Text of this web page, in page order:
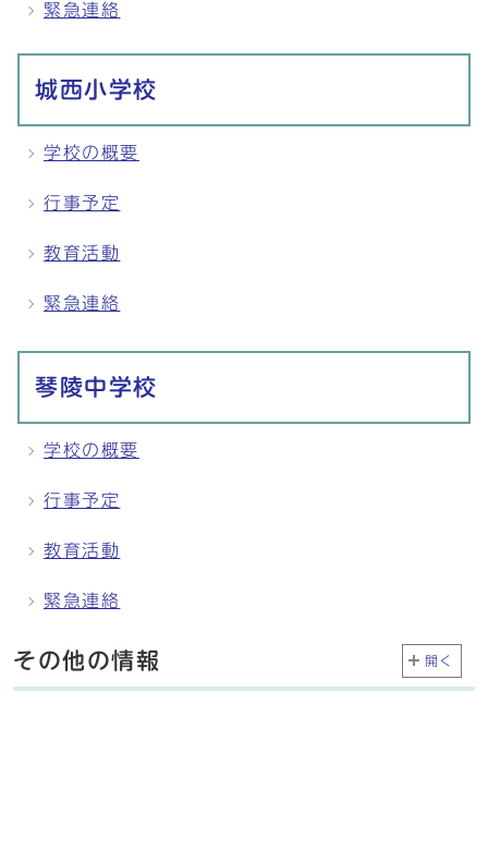
緊急連絡
城西小学校
学校の概要
行事予定
教育活動
緊急連絡
琴陵中学校
学校の概要
行事予定
教育活動
緊急連絡
その他の情報 開く